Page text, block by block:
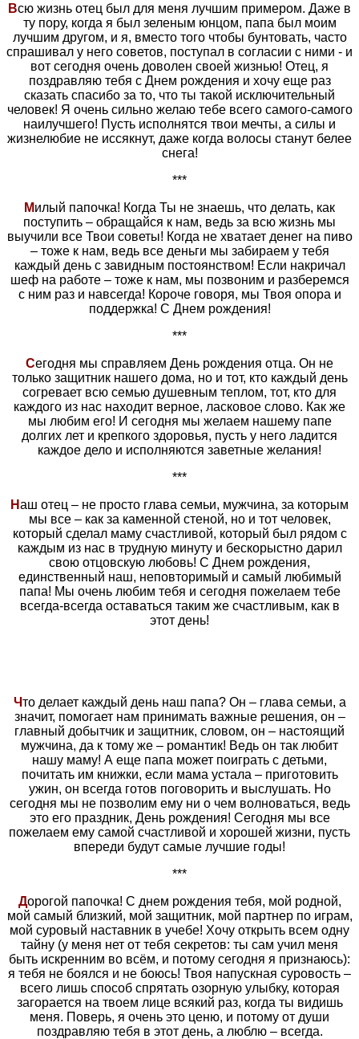
Всю жизнь отец был для меня лучшим примером. Даже в
ту пору, когда я был зеленым юнцом, папа был моим
лучшим другом, и я, вместо того чтобы бунтовать, часто
спрашивал у него советов, поступал в согласии с ними - и
вот сегодня очень доволен своей жизнью! Отец, я
поздравляю тебя с Днем рождения и хочу еще раз
сказать спасибо за то, что ты такой исключительный
человек! Я очень сильно желаю тебе всего самого-самого
наилучшего! Пусть исполнятся твои мечты, а силы и
жизнелюбие не иссякнут, даже когда волосы станут белее
снега!
***
Милый папочка! Когда Ты не знаешь, что делать, как
поступить – обращайся к нам, ведь за всю жизнь мы
выучили все Твои советы! Когда не хватает денег на пиво
– тоже к нам, ведь все деньги мы забираем у тебя
каждый день с завидным постоянством! Если накричал
шеф на работе – тоже к нам, мы позвоним и разберемся
с ним раз и навсегда! Короче говоря, мы Твоя опора и
поддержка! С Днем рождения!
***
Сегодня мы справляем День рождения отца. Он не
только защитник нашего дома, но и тот, кто каждый день
согревает всю семью душевным теплом, тот, кто для
каждого из нас находит верное, ласковое слово. Как же
мы любим его! И сегодня мы желаем нашему папе
долгих лет и крепкого здоровья, пусть у него ладится
каждое дело и исполняются заветные желания!
***
Наш отец – не просто глава семьи, мужчина, за которым
мы все – как за каменной стеной, но и тот человек,
который сделал маму счастливой, который был рядом с
каждым из нас в трудную минуту и бескорыстно дарил
свою отцовскую любовь! С Днем рождения,
единственный наш, неповторимый и самый любимый
папа! Мы очень любим тебя и сегодня пожелаем тебе
всегда-всегда оставаться таким же счастливым, как в
этот день!
Что делает каждый день наш папа? Он – глава семьи, а
значит, помогает нам принимать важные решения, он –
главный добытчик и защитник, словом, он – настоящий
мужчина, да к тому же – романтик! Ведь он так любит
нашу маму! А еще папа может поиграть с детьми,
почитать им книжки, если мама устала – приготовить
ужин, он всегда готов поговорить и выслушать. Но
сегодня мы не позволим ему ни о чем волноваться, ведь
это его праздник, День рождения! Сегодня мы все
пожелаем ему самой счастливой и хорошей жизни, пусть
впереди будут самые лучшие годы!
***
Дорогой папочка! С днем рождения тебя, мой родной,
мой самый близкий, мой защитник, мой партнер по играм,
мой суровый наставник в учебе! Хочу открыть всем одну
тайну (у меня нет от тебя секретов: ты сам учил меня
быть искренним во всём, и потому сегодня я признаюсь):
я тебя не боялся и не боюсь! Твоя напускная суровость –
всего лишь способ спрятать озорную улыбку, которая
загорается на твоем лице всякий раз, когда ты видишь
меня. Поверь, я очень это ценю, и потому от души
поздравляю тебя в этот день, а люблю – всегда.